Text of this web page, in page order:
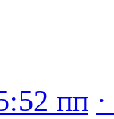
пп